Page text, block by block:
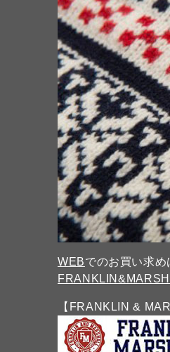
WEBでのお買い求め
【FRANKLIN &